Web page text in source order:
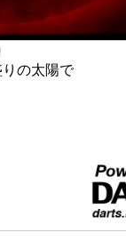
の太陽で